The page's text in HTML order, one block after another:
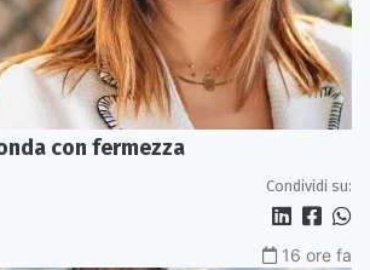
con fermezza
Condividi su:
16 ore fa